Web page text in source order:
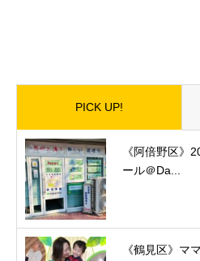
PICK UP!
《阿倍野区》
ール＠Da...
《鶴見区》マ